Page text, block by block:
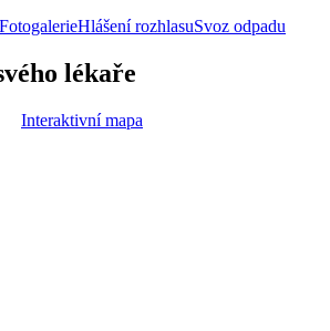
FotogalerieHlášení rozhlasuSvoz odpadu
lékaře
Interaktivní mapa